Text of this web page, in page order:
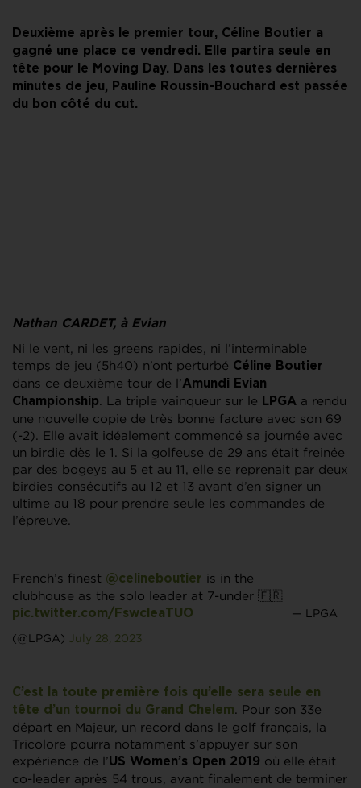
Deuxième après le premier tour, Céline Boutier a
gagné une place ce vendredi. Elle partira seule en
tête pour le Moving Day. Dans les toutes dernières
minutes de jeu, Pauline Roussin-Bouchard est passée
du bon côté du cut.
Nathan CARDET, à Evian
Ni le vent, ni les greens rapides, ni l’interminable
temps de jeu (5h40) n’ont perturbé Céline Boutier
dans ce deuxième tour de l’Amundi Evian
Championship. La triple vainqueur sur le LPGA a rendu
une nouvelle copie de très bonne facture avec son 69
(-2). Elle avait idéalement commencé sa journée avec
un birdie dès le 1. Si la golfeuse de 29 ans était freinée
par des bogeys au 5 et au 11, elle se reprenait par deux
birdies consécutifs au 12 et 13 avant d’en signer un
ultime au 18 pour prendre seule les commandes de
l’épreuve.
French’s finest @celineboutier is in the
clubhouse as the solo leader at 7-under 🇫🇷
pic.twitter.com/FswcleaTUO — LPGA
(@LPGA) July 28, 2023
C’est la toute première fois qu’elle sera seule en
tête d’un tournoi du Grand Chelem. Pour son 33e
départ en Majeur, un record dans le golf français, la
Tricolore pourra notamment s’appuyer sur son
expérience de l’US Women’s Open 2019 où elle était
co-leader après 54 trous, avant finalement de terminer